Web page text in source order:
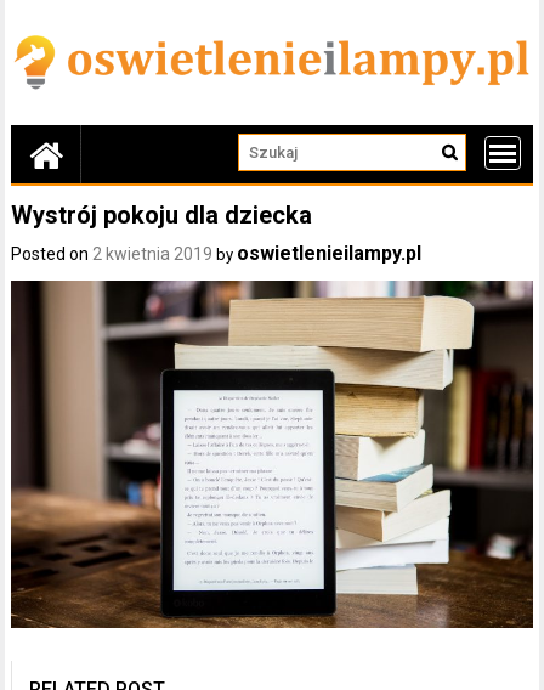
content
Wystrój pokoju dla dziecka
Posted on 2 kwietnia 2019 by oswietlenieilampy.pl